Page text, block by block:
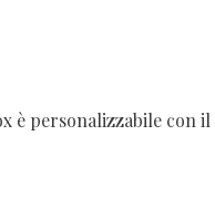
è personalizzabile con